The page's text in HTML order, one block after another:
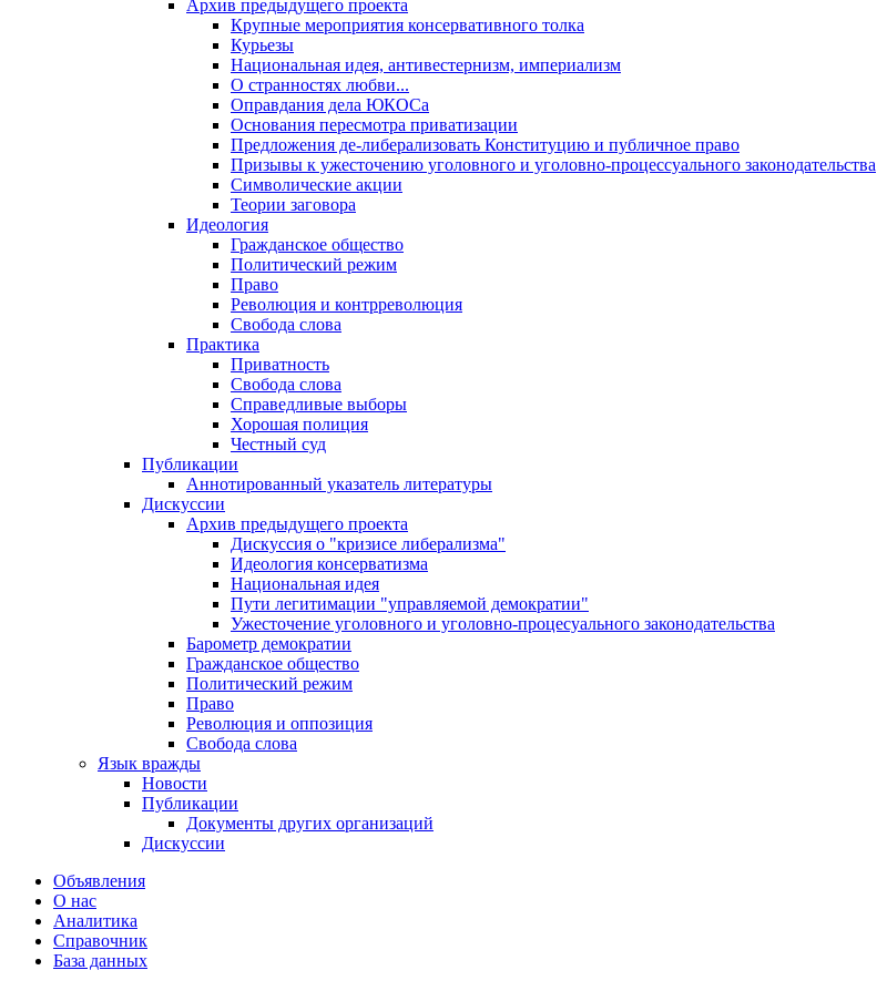
Архив предыдущего проекта
Крупные мероприятия консервативного толка
Курьезы
Национальная идея, антивестернизм, империализм
О странностях любви...
Оправдания дела ЮКОСа
Основания пересмотра приватизации
Предложения де-либерализовать Конституцию и публичное право
Призывы к ужесточению уголовного и уголовно-процессуального законодательства
Символические акции
Теории заговора
Идеология
Гражданское общество
Политический режим
Право
Революция и контрреволюция
Свобода слова
Практика
Приватность
Свобода слова
Справедливые выборы
Хорошая полиция
Честный суд
Публикации
Аннотированный указатель литературы
Дискуссии
Архив предыдущего проекта
Дискуссия о "кризисе либерализма"
Идеология консерватизма
Национальная идея
Пути легитимации "управляемой демократии"
Ужесточение уголовного и уголовно-процесуального законодательства
Барометр демократии
Гражданское общество
Политический режим
Право
Революция и оппозиция
Свобода слова
Язык вражды
Новости
Публикации
Документы других организаций
Дискуссии
Объявления
О нас
Аналитика
Справочник
База данных